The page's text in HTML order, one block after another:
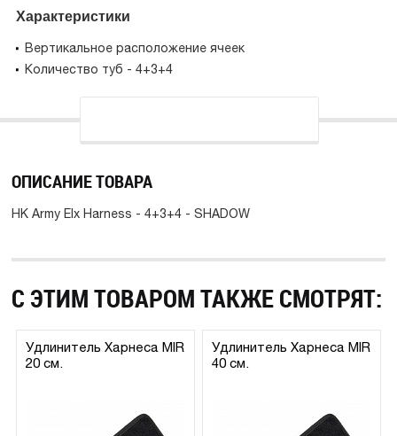
Характеристики
Вертикальное расположение ячеек
Количество туб - 4+3+4
ОПИСАНИЕ ТОВАРА
HK Army Elx Harness - 4+3+4 - SHADOW
С ЭТИМ ТОВАРОМ ТАКЖЕ СМОТРЯТ:
Удлинитель Харнеса MIR
20 см.
Удлинитель Харнеса MIR
40 см.